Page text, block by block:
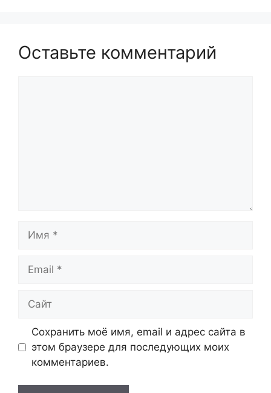
Оставьте комментарий
Сохранить моё имя, email и адрес сайта в
этом браузере для последующих моих
комментариев.